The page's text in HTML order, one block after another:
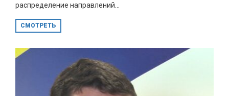
распределение направлений...
СМОТРЕТЬ